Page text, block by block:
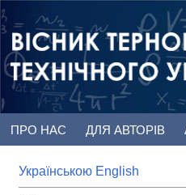
ПРО НАС ДЛЯ АВТОРІВ
Українською English